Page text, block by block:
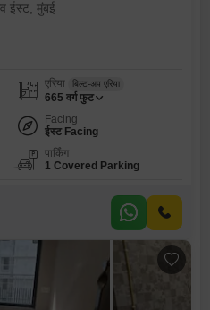
ईस्ट, मुंबई
एरिया बिल्ट-अप एरिया
665 वर्ग फुट
Facing
ईस्ट Facing
पार्किंग
1 Covered Parking